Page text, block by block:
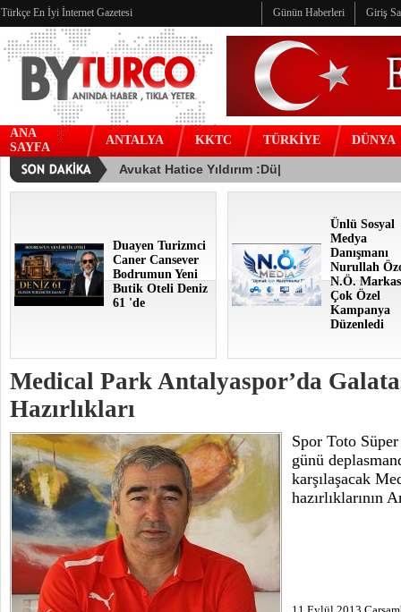
Türkçe En İyi İnternet Gazetesi Günün Haberleri Giriş
ANA
SAYFA
ANTALYA KKTC TÜRKİYE DÜNYA
Duayen Turizmci
Caner Cansever
Bodrumun Yeni
Butik Oteli Deniz
61 'de
Ünlü Sosyal
Medya
Danışmanı
Nurullah
N.Ö.
Çok Özel
Kampanya
Düzenledi
Medical Park Antalyaspor’da
Hazırlıkları
Spor Toto
günü
karşılaşacak
hazırlıklarının